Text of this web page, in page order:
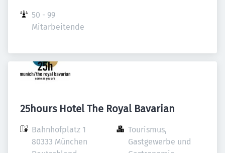
50 - 99
Mitarbeitende
25hours Hotel The Royal Bavarian
Bahnhofplatz 1
80333 München
Tourismus,
Gastgewerbe und